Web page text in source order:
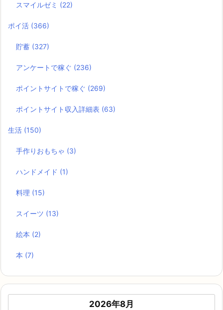
スマイルゼミ (22)
ポイ活 (366)
貯蓄 (327)
アンケートで稼ぐ (236)
ポイントサイトで稼ぐ (269)
ポイントサイト収入詳細表 (63)
生活 (150)
手作りおもちゃ (3)
ハンドメイド (1)
料理 (15)
スイーツ (13)
絵本 (2)
本 (7)
2026年8月